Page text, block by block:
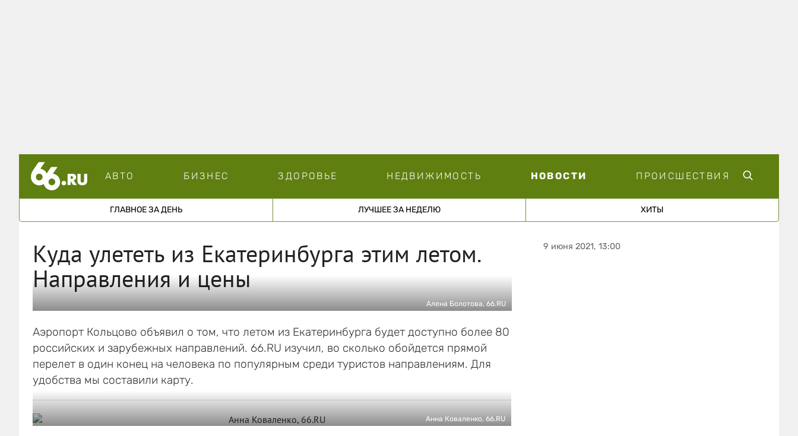
АВТО БИЗНЕС ЗДОРОВЬЕ НЕДВИЖИМОСТЬ НОВОСТИ ПРОИСШЕСТВИЯ
ГЛАВНОЕ ЗА ДЕНЬ ЛУЧШЕЕ ЗА НЕДЕЛЮ ХИТЫ
Куда улететь из Екатеринбурга этим летом.
Направления и цены
Алена Болотова, 66.RU
Аэропорт Кольцово объявил о том, что летом из Екатеринбурга будет доступно более 80
российских и зарубежных направлений. 66.RU изучил, во сколько обойдется прямой
перелет в один конец на человека по популярным среди туристов направлениям. Для
удобства мы составили карту.
Анна Коваленко, 66.RU
9 июня 2021, 13:00